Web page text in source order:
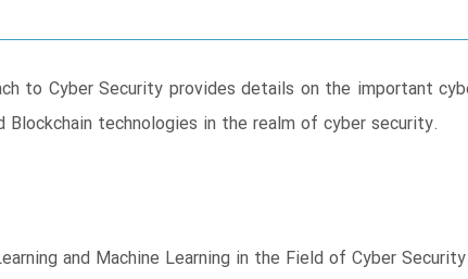
to Cyber Security provides details on the important
Blockchain technologies in the realm of cyber security.
and Machine Learning in the Field of Cyber Security